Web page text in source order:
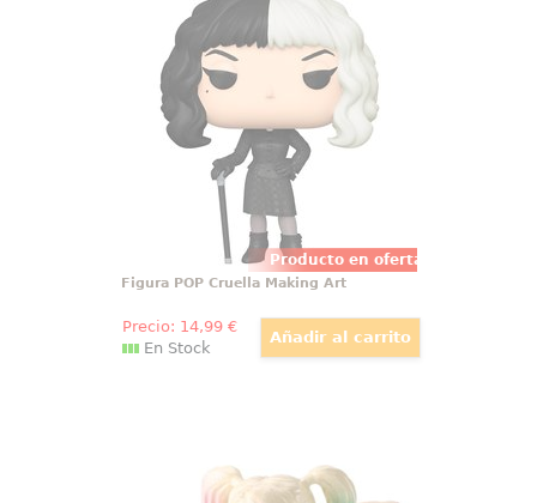
Producto en oferta
Actitud punk con sello de alta
costura. La figura Funko POP
Disney Cruella “Making Art” capta
su melena bicolor, el gesto
desafiante y el abrigo entallado
con una escultura nítida y pintura
limpia que lucen de maravilla en
vitrina.
Figura POP Cruella Making Art
Precio: 14,99€
En Stock
Figura Harley Quinn Toyllectible
Bendyfigs